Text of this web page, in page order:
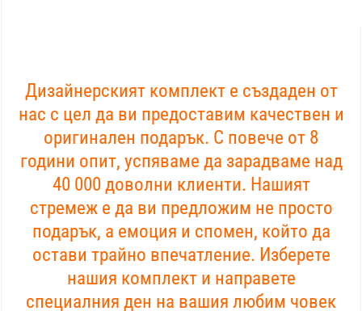
Дизайнерският комплект е създаден от
нас с цел да ви предоставим качествен и
оригинален подарък. С повече от 8
години опит, успяваме да зарадваме над
40 000 доволни клиенти. Нашият
стремеж е да ви предложим не просто
подарък, а емоция и спомен, който да
остави трайно впечатление. Изберете
нашия комплект и направете
специалния ден на вашия любим човек